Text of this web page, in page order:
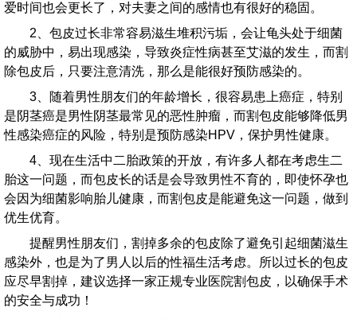
爱时间也会更长了，对夫妻之间的感情也有很好的稳固。
2、包皮过长非常容易滋生堆积污垢，会让龟头处于细菌
的威胁中，易出现感染，导致炎症性病甚至艾滋的发生，而割
除包皮后，只要注意清洗，那么是能很好预防感染的。
3、随着男性朋友们的年龄增长，很容易患上癌症，特别
是阴茎癌是男性阴茎最常见的恶性肿瘤，而割包皮能够降低男
性感染癌症的风险，特别是预防感染HPV，保护男性健康。
4、现在生活中二胎政策的开放，有许多人都在考虑生二
胎这一问题，而包皮长的话是会导致男性不育的，即使怀孕也
会因为细菌影响胎儿健康，而割包皮是能避免这一问题，做到
优生优育。
提醒男性朋友们，割掉多余的包皮除了避免引起细菌滋生
感染外，也是为了男人以后的性福生活考虑。所以过长的包皮
应尽早割掉，建议选择一家正规专业医院割包皮，以确保手术
的安全与成功！